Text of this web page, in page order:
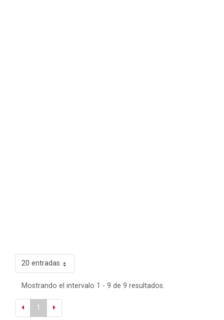
20 entradas
Mostrando el intervalo 1 - 9 de 9 resultados.
1